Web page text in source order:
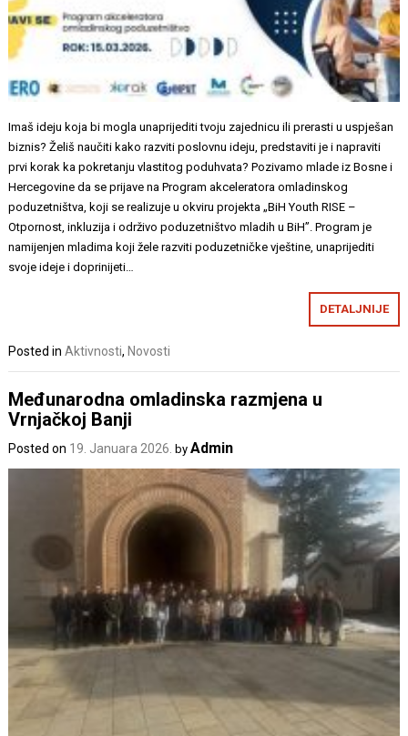
Imaš ideju koja bi mogla unaprijediti tvoju zajednicu ili prerasti u uspješan
biznis? Želiš naučiti kako razviti poslovnu ideju, predstaviti je i napraviti
prvi korak ka pokretanju vlastitog poduhvata? Pozivamo mlade iz Bosne i
Hercegovine da se prijave na Program akceleratora omladinskog
poduzetništva, koji se realizuje u okviru projekta „BiH Youth RISE –
Otpornost, inkluzija i održivo poduzetništvo mladih u BiH”. Program je
namijenjen mladima koji žele razviti poduzetničke vještine, unaprijediti
svoje ideje i doprinijeti…
DETALJNIJE
Posted inAktivnosti, Novosti
Međunarodna omladinska razmjena u
Vrnjačkoj Banji
Posted on 19. Januara 2026. byAdmin